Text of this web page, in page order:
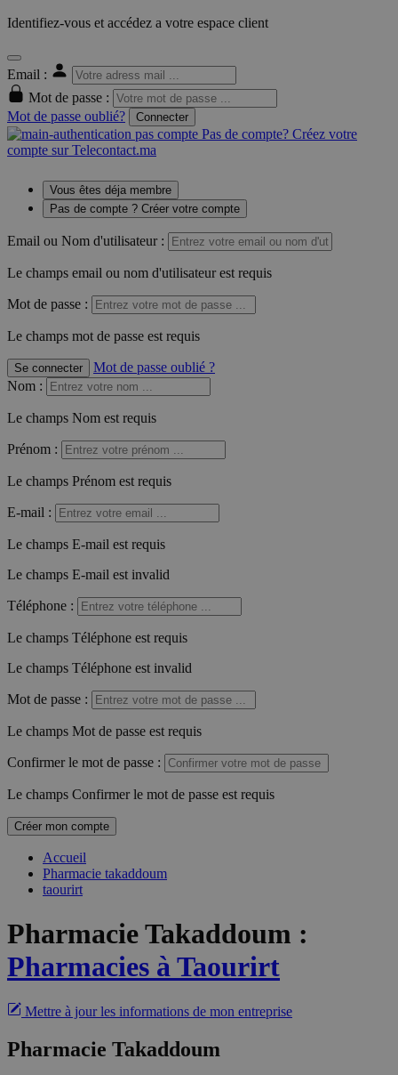
Identifiez-vous et accédez a votre espace client
Email :
Mot de passe :
Mot de passe oublié?
Connecter
Pas de compte? Créez votre
compte sur Telecontact.ma
Vous êtes déja membre
Pas de compte ? Créer votre compte
Email ou Nom d'utilisateur :
Le champs email ou nom d'utilisateur est requis
Mot de passe :
Le champs mot de passe est requis
Se connecter
Mot de passe oublié ?
Nom :
Le champs Nom est requis
Prénom :
Le champs Prénom est requis
E-mail :
Le champs E-mail est requis
Le champs E-mail est invalid
Téléphone :
Le champs Téléphone est requis
Le champs Téléphone est invalid
Mot de passe :
Le champs Mot de passe est requis
Confirmer le mot de passe :
Le champs Confirmer le mot de passe est requis
Créer mon compte
Accueil
Pharmacie takaddoum
taourirt
Pharmacie Takaddoum :
Pharmacies à Taourirt
Mettre à jour les informations de mon entreprise
Pharmacie Takaddoum